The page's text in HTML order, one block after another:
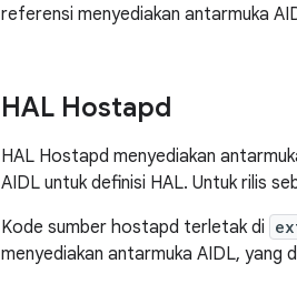
referensi menyediakan antarmuka
HAL Hostapd
HAL Hostapd menyediakan
AIDL untuk definisi HAL. Untuk rilis
Kode sumber hostapd terletak di
menyediakan antarmuka AIDL, yang